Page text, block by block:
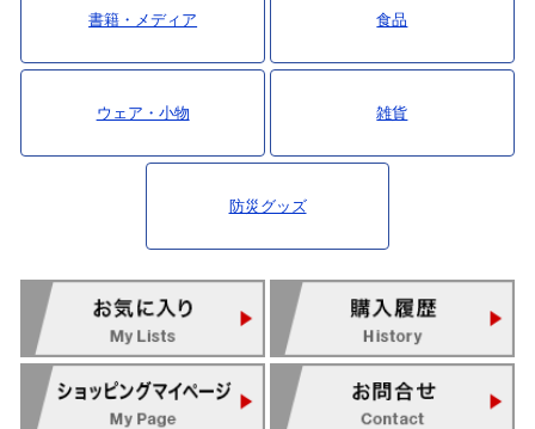
書籍・メディア 食品
ウェア・小物 雑貨
防災グッズ